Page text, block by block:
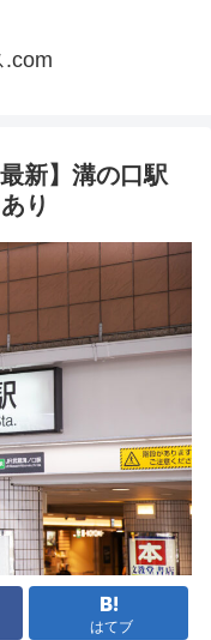
.com
新】溝の口駅
り
はてブ